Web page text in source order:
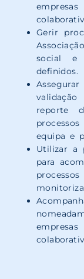
Gerir
social e
definidos.
reporte
equipa e
Utilizar a
para